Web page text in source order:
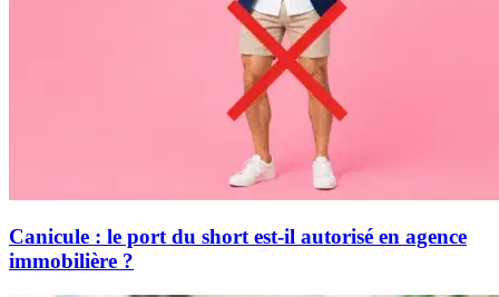
Canicule : le port du short est-il autorisé en agence
immobilière ?